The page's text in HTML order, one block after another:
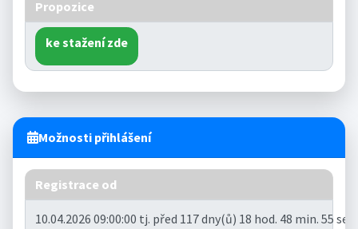
Propozice
ke stažení zde
Možnosti přihlášení
Registrace od
10.04.2026 09:00:00 tj. před 117 dny(ů) 18 hod. 48 min. 55